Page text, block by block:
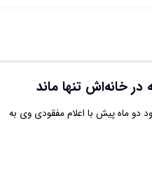
در مشهد که حدود دو ماه پیش با اعلام مفقودی وی به